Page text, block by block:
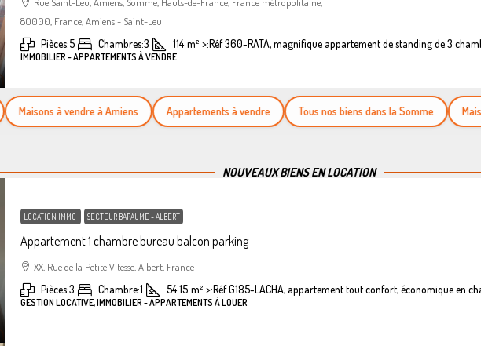
80000, France, Amiens - Saint-Leu
Pièces:5 Chambres:3 114 m² >:Réf 360-RATA, magnifique appartement de standing de 3
IMMOBILIER - APPARTEMENTS À VENDRE
Maisons à vendre à Amiens Appartements à vendre Tous nos biens dans la Somme
NOUVEAUX BIENS EN LOCATION
LOCATION IMMO SECTEUR BAPAUME - ALBERT
Appartement 1 chambre bureau balcon parking
XX, Rue de la Petite Vitesse, Albert, France
Pièces:3 Chambre:1 54.15 m² >:Réf G185-LACHA, appartement tout confort, économique en
GESTION LOCATIVE, IMMOBILIER - APPARTEMENTS À LOUER